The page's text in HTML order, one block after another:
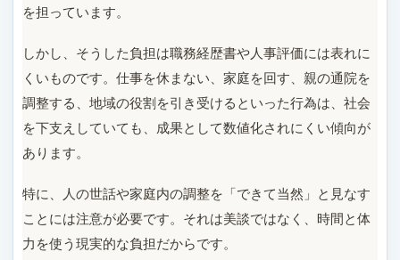
を担っています。
しかし、そうした負担は職務経歴書や人事評価には表れに
くいものです。仕事を休まない、家庭を回す、親の通院を
調整する、地域の役割を引き受けるといった行為は、社会
を下支えしていても、成果として数値化されにくい傾向が
あります。
特に、人の世話や家庭内の調整を「できて当然」と見なす
ことには注意が必要です。それは美談ではなく、時間と体
力を使う現実的な負担だからです。